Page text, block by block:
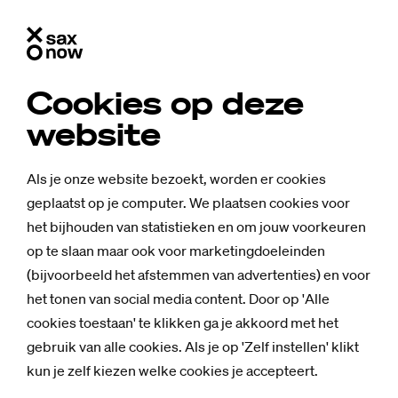
Cookies op deze
website
Als je onze website bezoekt, worden er cookies
geplaatst op je computer. We plaatsen cookies voor
het bijhouden van statistieken en om jouw voorkeuren
op te slaan maar ook voor marketingdoeleinden
(bijvoorbeeld het afstemmen van advertenties) en voor
het tonen van social media content. Door op 'Alle
cookies toestaan' te klikken ga je akkoord met het
gebruik van alle cookies. Als je op 'Zelf instellen' klikt
kun je zelf kiezen welke cookies je accepteert.